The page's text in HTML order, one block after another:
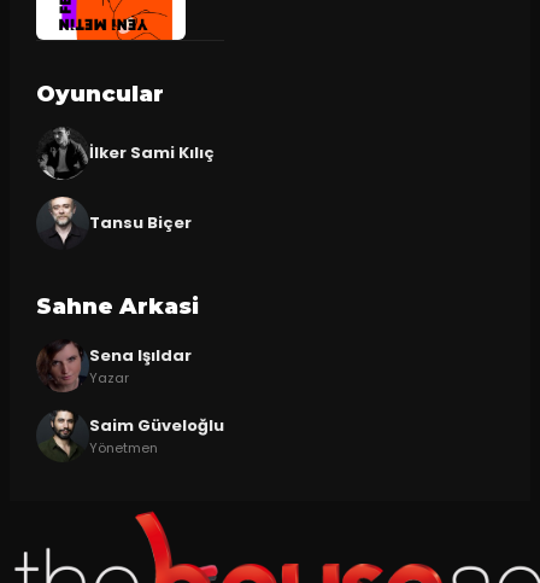
Oyuncular
İlker Sami Kılıç
Tansu Biçer
Sahne Arkasi
Sena Işıldar
Yazar
Saim Güveloğlu
Yönetmen